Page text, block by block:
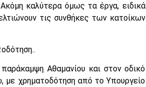
καλύτερα όμως τα έργα, ειδικά
τις συνθήκες των κατοίκων
Αθαμανίου και στον οδικό
με χρηματοδότηση από το Υπουργείο